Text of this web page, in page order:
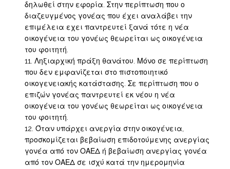
δηλωθεί στην εφορία. Στην περίπτωση που ο
διαζευγμένος γονέας που έχει αναλάβει την
επιμέλεια εχει παντρευτεί ξανά τότε η νέα
οικογένεια του γονέως θεωρείται ως οικογένεια
του φοιτητή.
Ληξιαρχική πράξη θανάτου. Μόνο σε περίπτωση
που δεν εμφανίζεται στο πιστοποιητικό
οικογενειακής κατάστασης. Σε περίπτωση που ο
επιζών γονέας παντρευτεί εκ νέου η νέα
οικογένεια του γονέως θεωρείται ως οικογένεια
του φοιτητή.
Όταν υπάρχει ανεργία στην οικογένεια,
προσκομίζεται βεβαίωση επιδοτούμενης ανεργίας
γονέα από τον ΟΑΕΔ ή βεβαίωση ανεργίας γονέα
από τον ΟΑΕΔ σε ισχύ κατά την ημερομηνία